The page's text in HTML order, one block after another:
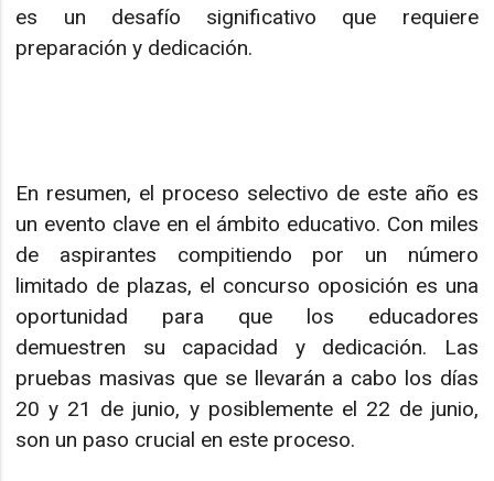
es un desafío significativo que requiere
preparación y dedicación.
En resumen, el proceso selectivo de este año es
un evento clave en el ámbito educativo. Con miles
de aspirantes compitiendo por un número
limitado de plazas, el concurso oposición es una
oportunidad para que los educadores
demuestren su capacidad y dedicación. Las
pruebas masivas que se llevarán a cabo los días
20 y 21 de junio, y posiblemente el 22 de junio,
son un paso crucial en este proceso.